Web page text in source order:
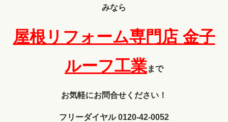
みなら
屋根リフォーム専門店 金子
ルーフ工業まで
お気軽にお問合せください！
フリーダイヤル 0120-42-0052